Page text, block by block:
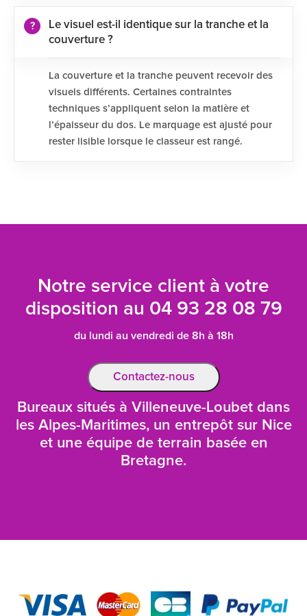
Le visuel est-il identique sur la tranche et la
couverture ?
La couverture et la tranche peuvent recevoir des
visuels différents. Certaines contraintes
techniques s’appliquent selon la matière et
l’épaisseur du dos. Le marquage est ajusté pour
rester lisible lorsque le classeur est rangé.
Notre service client à votre
disposition au 04 93 28 08 79
du lundi au vendredi de 8h à 18h
Contactez-nous
Bureaux situés à Villeneuve-Loubet dans
les Alpes-Maritimes, un entrepôt sur Nice
et une équipe de terrain basée en
Bretagne.